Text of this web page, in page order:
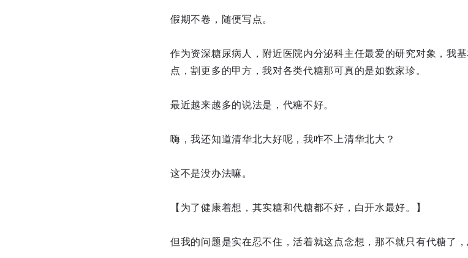
假期不卷，随便写点。
作为资深糖尿病人，附近医院内分泌科主任最爱的研究对象，我
点，割更多的甲方，我对各类代糖那可真的是如数家珍。
最近越来越多的说法是，代糖不好。
嗨，我还知道清华北大好呢，我咋不上清华北大？
这不是没办法嘛。
【为了健康着想，其实糖和代糖都不好，白开水最好。】
但我的问题是实在忍不住，活着就这点念想，那不就只有代糖了